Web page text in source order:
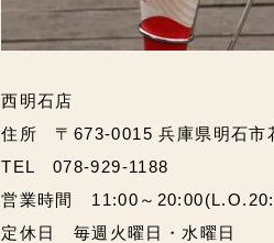
西明石店
住所 〒673-0015 兵庫県明石市
TEL 078-929-1188
営業時間 11:00～
定休日 毎週火曜日・水曜日